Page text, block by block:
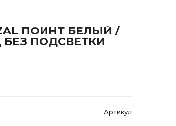
ПОИНТ БЕЛЫЙ /
ПОДСВЕТКИ
Артикул: